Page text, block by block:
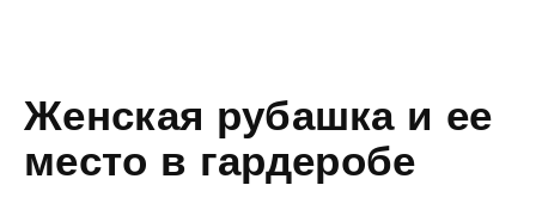
Женская рубашка и ее
место в гардеробе